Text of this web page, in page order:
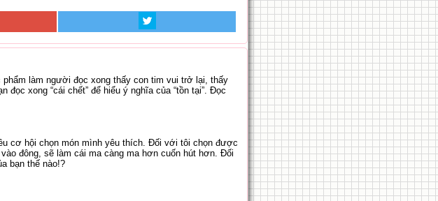
làm người đọc xong thấy con tim vui trở lại, thấy
xong “cái chết” để hiểu ý nghĩa của “tồn tại”. Đọc
cơ hội chọn món mình yêu thích. Đối với tôi chọn được
đông, sẽ làm cái ma càng ma hơn cuốn hút hơn. Đối
bạn thế nào!?